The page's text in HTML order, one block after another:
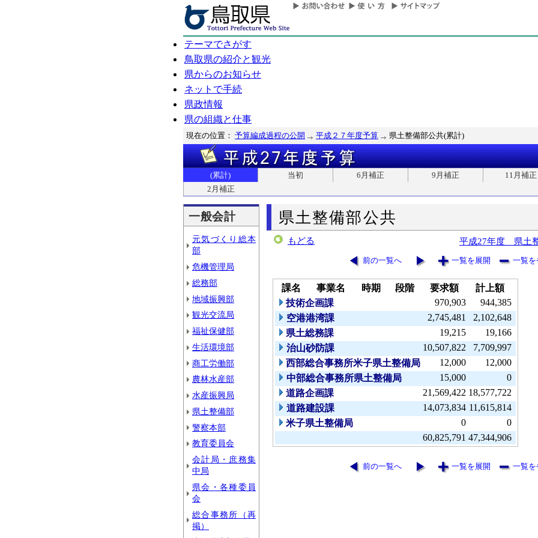
テーマでさがす
鳥取県の紹介と観光
県からのお知らせ
ネットで手続
県政情報
県の組織と仕事
現在の位置： 予算編成過程の公開 平成２７年度予算 県土整備部公共(累計)
(累計) 当初 6月補正 9月補正
11月補正
2月補正
一般会計
元気づくり総本
部
危機管理局
総務部
地域振興部
観光交流局
福祉保健部
生活環境部
商工労働部
農林水産部
水産振興局
県土整備部
警察本部
教育委員会
会計局・庶務集
中局
県会・各種委員
会
総合事務所（再
掲）
県土整備部公共
もどる 平成27年度 県土
前の一覧へ 一覧を展開 一覧を
課名 事業名 時期 段階 要求額
計上額
技術企画課
970,903
944,385
空港港湾課
2,745,481
2,102,648
県土総務課
19,215
19,166
治山砂防課
10,507,822
7,709,997
西部総合事務所米子県土整備局
12,000
12,000
中部総合事務所県土整備局
15,000
0
道路企画課
21,569,422 18,577,722
道路建設課
14,073,834 11,615,814
米子県土整備局
0
0
60,825,791 47,344,906
前の一覧へ 一覧を展開 一覧を